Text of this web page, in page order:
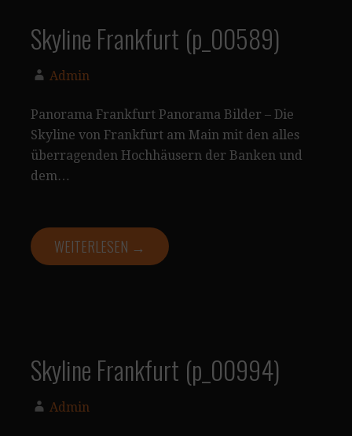
Skyline Frankfurt (p_00589)
Admin
Panorama Frankfurt Panorama Bilder – Die
Skyline von Frankfurt am Main mit den alles
überragenden Hochhäusern der Banken und
dem…
WEITERLESEN →
Skyline Frankfurt (p_00994)
Admin